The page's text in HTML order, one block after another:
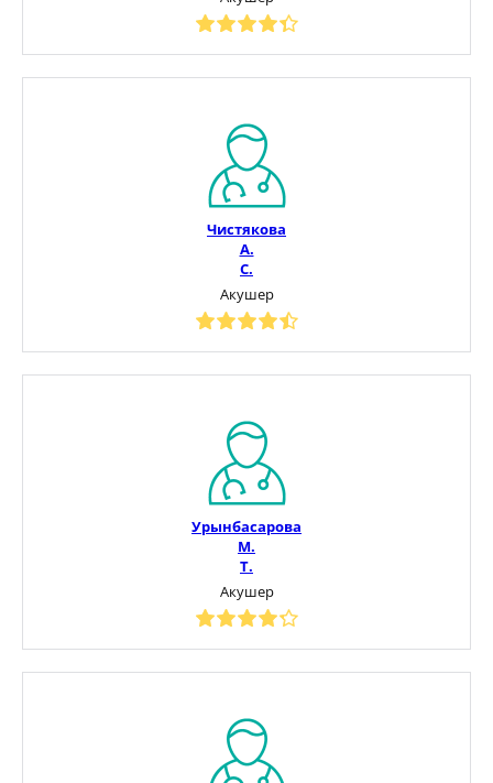
Чистякова
А.
С.
Акушер
Урынбасарова
М.
Т.
Акушер